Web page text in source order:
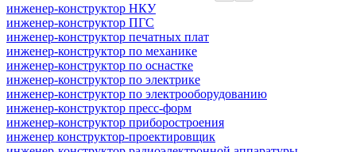
инженер-конструктор НКУ
инженер-конструктор ПГС
инженер-конструктор печатных плат
инженер-конструктор по механике
инженер-конструктор по оснастке
инженер-конструктор по электрике
инженер-конструктор по электрооборудованию
инженер-конструктор пресс-форм
инженер-конструктор приборостроения
инженер конструктор-проектировщик